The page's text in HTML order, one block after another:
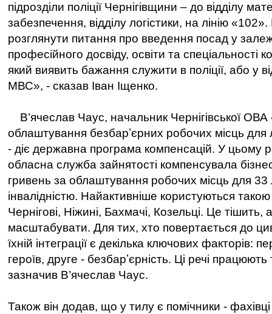
підрозділи поліції Чернігівщини – до відділу
забезпечення, відділу логістики, на лінію
розглянути питання про введення посад у
професійного досвіду, освіти та спеціальності
який виявить бажання служити в поліції, або у
МВС», - сказав Іван Іщенко.
В’ячеслав Чаус, начальник Чернігівської
облаштування безбарʼєрних робочих місць для
- діє державна програма компенсацій. У цьому
обласна служба зайнятості компенсувала
гривень за облаштування робочих місць для
інвалідністю. Найактивніше користуються
Чернігові, Ніжині, Бахмачі, Козельці. Це тішить,
масштабувати. Для тих, хто повертається до
їхній інтеграції є декілька ключових факторів:
героїв, друге - безбарʼєрність. Ці речі працюють
зазначив В’ячеслав Чаус.
Також він додав, що у тилу є помічники - фахівці